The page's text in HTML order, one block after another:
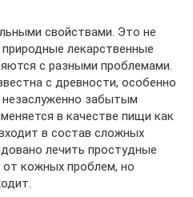
свойствами. Это не
лекарственные
с разными проблемами.
с древности, особенно
незаслуженно забытым
в качестве пищи как
в состав сложных
лечить простудные
от кожных проблем, но